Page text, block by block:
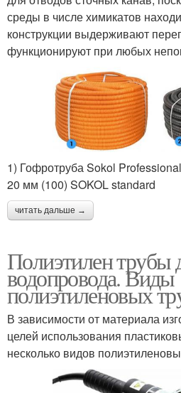
среды в числе химикатов
конструкции выдерживают
функционируют при любых
1) Гофротруба Sokol
20 мм (100) SOKOL standard
читать дальше →
Полиэтилен трубы
водопровода. Виды
полиэтиленовых
В зависимости от материала
целей использования
несколько видов